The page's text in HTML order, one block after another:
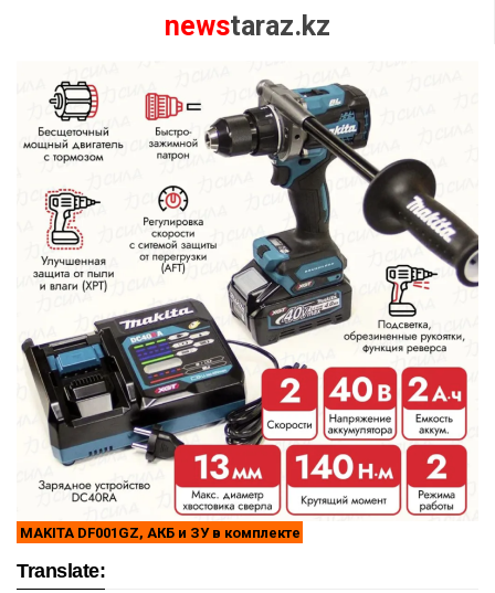
newstaraz.kz
MAKITA DF001GZ, АКБ и ЗУ в комплекте
Translate: